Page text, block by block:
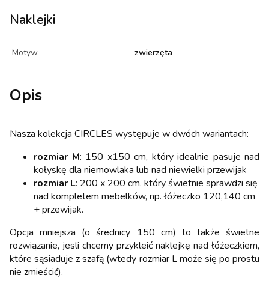
Naklejki
Motyw zwierzęta
Opis
Nasza kolekcja CIRCLES występuje w dwóch wariantach:
rozmiar M: 150 x150 cm, który idealnie pasuje nad
kołyskę dla niemowlaka lub nad niewielki przewijak
rozmiar L: 200 x 200 cm, który świetnie sprawdzi się
nad kompletem mebelków, np. łóżeczko 120,140 cm
+ przewijak.
Opcja mniejsza (o średnicy 150 cm) to także świetne
rozwiązanie, jesli chcemy przykleić naklejkę nad łóżeczkiem,
które sąsiaduje z szafą (wtedy rozmiar L może się po prostu
nie zmieścić).